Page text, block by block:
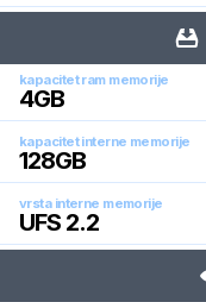
kapacitet ram memorije
4GB
kapacitet interne memorije
128GB
vrsta interne memorije
UFS 2.2